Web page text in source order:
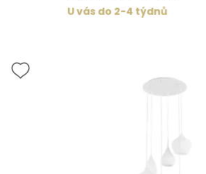
U vás do 2-4 týdnů